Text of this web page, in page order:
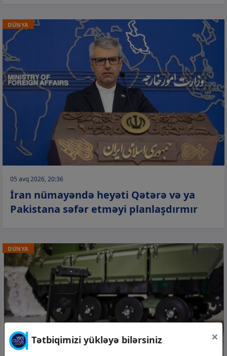
DÜNYA
05 avq 2026, 20:36
İran nümayəndə heyəti Qətərə və ya
Pakistana səfər etməyi planlaşdırmır
DÜNYA
Tətbiqimizi yükləyə bilərsiniz ×